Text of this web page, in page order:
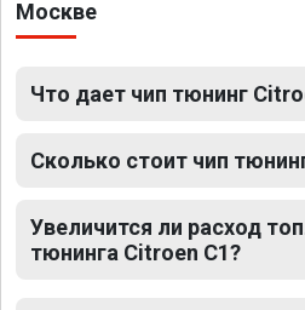
Москве
Что дает чип тюнинг
Сколько стоит чип
Увеличится ли расход
тюнинга Citroen C1?